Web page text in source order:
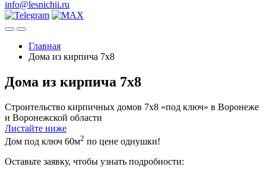
info@lesnichii.ru
Главная
Дома из кирпича 7х8
Дома из кирпича 7х8
Строительство кирпичных домов 7х8 «под ключ» в Воронеже
и Воронежской области
Листайте ниже
Дом под ключ 60м2 по цене однушки!
Оставьте заявку, чтобы узнать подробности: